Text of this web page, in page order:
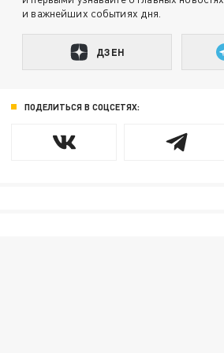
и важнейших событиях дня.
ДЗЕН
ПОДЕЛИТЬСЯ В СОЦСЕТЯХ: